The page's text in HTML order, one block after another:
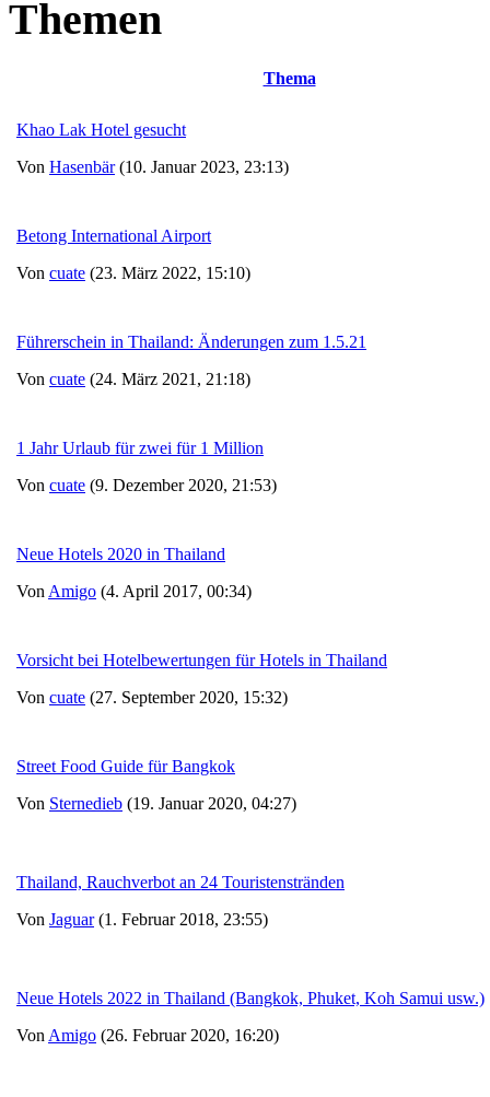
Themen
Thema
Khao Lak Hotel gesucht
Von Hasenbär(10. Januar 2023, 23:13)
Betong International Airport
Von cuate (23. März 2022, 15:10)
Führerschein in Thailand: Änderungen zum 1.5.21
Von cuate (24. März 2021, 21:18)
1 Jahr Urlaub für zwei für 1 Million
Von cuate (9. Dezember 2020, 21:53)
Neue Hotels 2020 in Thailand
Von Amigo (4. April 2017, 00:34)
Vorsicht bei Hotelbewertungen für Hotels in Thailand
Von cuate (27. September 2020, 15:32)
Street Food Guide für Bangkok
Von Sternedieb (19. Januar 2020, 04:27)
Thailand, Rauchverbot an 24 Touristenstränden
Von Jaguar(1. Februar 2018, 23:55)
Neue Hotels 2022 in Thailand (Bangkok, Phuket, Koh Samui usw.)
Von Amigo (26. Februar 2020, 16:20)